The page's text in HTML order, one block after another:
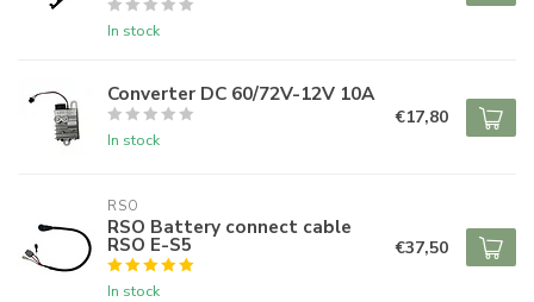
In stock
Converter DC 60/72V-12V 10A
In stock
€17,80
RSO
RSO Battery connect cable
RSO E-S5
In stock
€37,50